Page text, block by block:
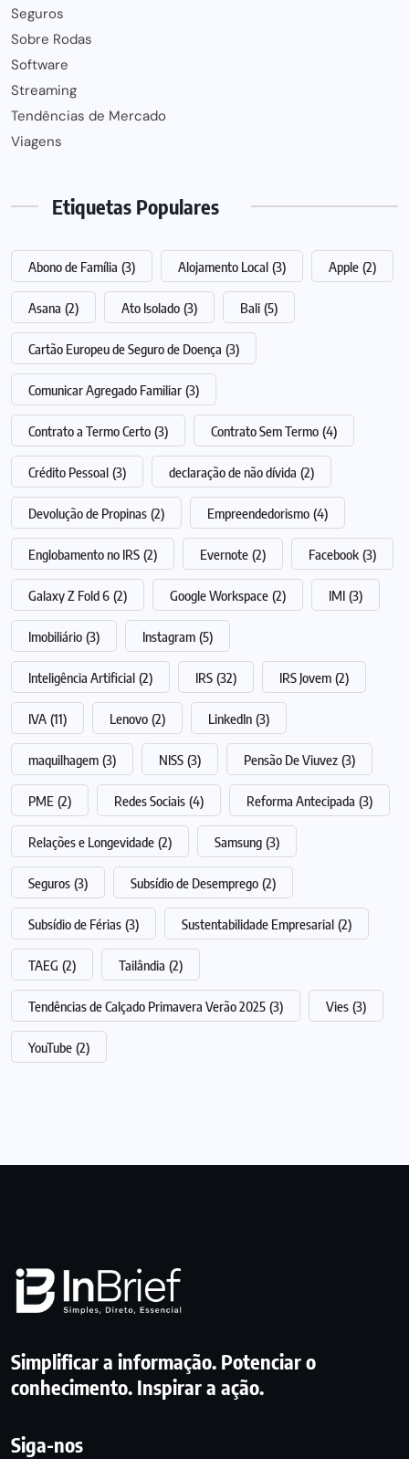
Seguros
Sobre Rodas
Software
Streaming
Tendências de Mercado
Viagens
Etiquetas Populares
Abono de Família (3) Alojamento Local (3) Apple (2)
Asana (2) Ato Isolado (3) Bali (5)
Cartão Europeu de Seguro de Doença (3)
Comunicar Agregado Familiar (3)
Contrato a Termo Certo (3) Contrato Sem Termo (4)
Crédito Pessoal (3) declaração de não dívida (2)
Devolução de Propinas (2) Empreendedorismo (4)
Englobamento no IRS (2) Evernote (2) Facebook (3)
Galaxy Z Fold 6 (2) Google Workspace (2) IMI (3)
Imobiliário (3) Instagram (5)
Inteligência Artificial (2) IRS (32) IRS Jovem (2)
IVA (11) Lenovo (2) LinkedIn (3)
maquilhagem (3) NISS (3) Pensão De Viuvez (3)
PME (2) Redes Sociais (4) Reforma Antecipada (3)
Relações e Longevidade (2) Samsung (3)
Seguros (3) Subsídio de Desemprego (2)
Subsídio de Férias (3) Sustentabilidade Empresarial (2)
TAEG (2) Tailândia (2)
Tendências de Calçado Primavera Verão 2025 (3) Vies (3)
YouTube (2)
Simplificar a informação. Potenciar o
conhecimento. Inspirar a ação.
Siga-nos